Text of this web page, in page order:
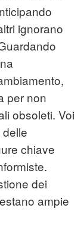
ignorano
per non
obsoleti. Voi
chiave
dei
ampie